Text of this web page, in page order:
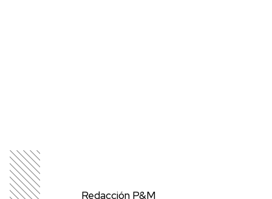
Redacción P&M